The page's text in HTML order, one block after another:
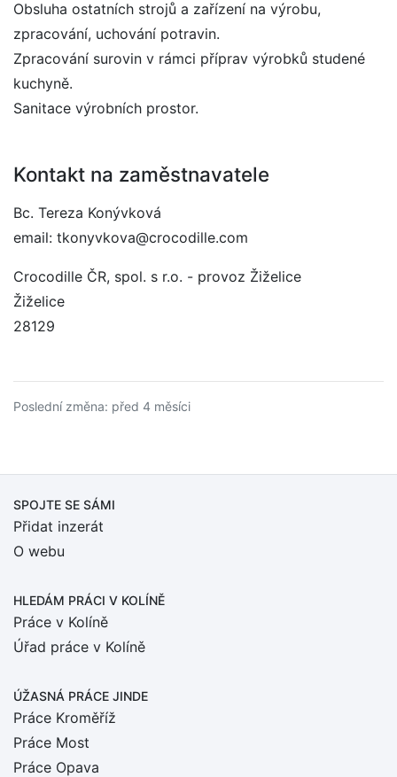
Obsluha ostatních strojů a zařízení na výrobu,
zpracování, uchování potravin.
Zpracování surovin v rámci příprav výrobků studené
kuchyně.
Sanitace výrobních prostor.
Kontakt na zaměstnavatele
Bc. Tereza Konývková
email: tkonyvkova@crocodille.com
Crocodille ČR, spol. s r.o. - provoz Žiželice
Žiželice
28129
Poslední změna: před 4 měsíci
SPOJTE SE SÁMI
Přidat inzerát
O webu
HLEDÁM PRÁCI V KOLÍNĚ
Práce v Kolíně
Úřad práce v Kolíně
ÚŽASNÁ PRÁCE JINDE
Práce Kroměříž
Práce Most
Práce Opava